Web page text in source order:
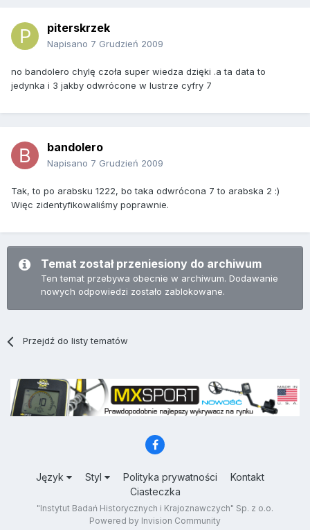
piterskrzek
Napisano 7 Grudzień 2009
no bandolero chylę czoła super wiedza dzięki .a ta data to
jedynka i 3 jakby odwrócone w lustrze cyfry 7
bandolero
Napisano 7 Grudzień 2009
Tak, to po arabsku 1222, bo taka odwrócona 7 to arabska 2 :)
Więc zidentyfikowaliśmy poprawnie.
Temat został przeniesiony do archiwum
Ten temat przebywa obecnie w archiwum. Dodawanie
nowych odpowiedzi zostało zablokowane.
Przejdź do listy tematów
Język Styl Polityka prywatności
Kontakt
Ciasteczka
"Instytut Badań Historycznych i Krajoznawczych" Sp. z o.o.
Powered by Invision Community